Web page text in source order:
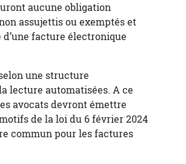
aucune obligation
assujettis ou exemptés et
facture électronique
une structure
lecture automatisées. A ce
avocats devront émettre
de la loi du 6 février 2024
commun pour les factures